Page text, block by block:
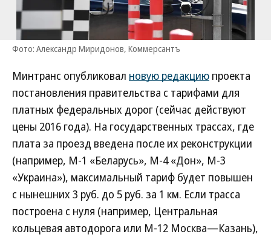
Фото: Александр Миридонов, Коммерсантъ
Минтранс опубликовал новую редакцию проекта
постановления правительства с тарифами для
платных федеральных дорог (сейчас действуют
цены 2016 года). На государственных трассах, где
плата за проезд введена после их реконструкции
(например, М-1 «Беларусь», М-4 «Дон», М-3
«Украина»), максимальный тариф будет повышен
с нынешних 3 руб. до 5 руб. за 1 км. Если трасса
построена с нуля (например, Центральная
кольцевая автодорога или М-12 Москва—Казань),